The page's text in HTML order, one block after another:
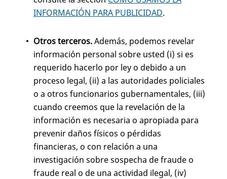
INFORMACIÓN PARA PUBLICIDAD.
Otros terceros.Además, podemos revelar
información personal sobre usted (i) si es
requerido hacerlo por ley o debido a un
proceso legal, (ii) a las autoridades policiales
o a otros funcionarios gubernamentales, (iii)
cuando creemos que la revelación de la
información es necesaria o apropiada para
prevenir daños físicos o pérdidas
financieras, o con relación a una
investigación sobre sospecha de fraude o
fraude real o de una actividad ilegal, (iv)